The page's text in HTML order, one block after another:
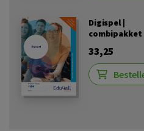
Digispel |
combipakket
33,25